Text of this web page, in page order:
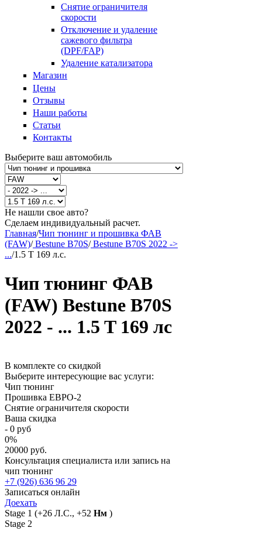
Снятие ограничителя
скорости
Отключение и удаление
сажевого фильтра
(DPF/FAP)
Удаление катализатора
Магазин
Цены
Отзывы
Наши работы
Статьи
Контакты
Выберите ваш автомобиль
Не нашли свое авто?
Сделаем индивидуальный расчет.
Главная/Чип тюнинг и прошивка ФАВ
(FAW)/Bestune B70S/Bestune B70S 2022 ->
.../1.5 T 169 л.с.
Чип тюнинг ФАВ
(FAW) Bestune B70S
2022 - ... 1.5 T 169 лс
В комплекте со скидкой
Выберите интересующие вас услуги:
Чип тюнинг
Прошивка ЕВРО-2
Снятие ограничителя скорости
Ваша скидка
- 0 руб
0%
20000 руб.
Консультация специалиста или запись на
чип тюнинг
+7 (926) 636 96 29
Записаться онлайн
Доехать
Stage 1 (+26 Л.С., +52 Нм )
Stage 2